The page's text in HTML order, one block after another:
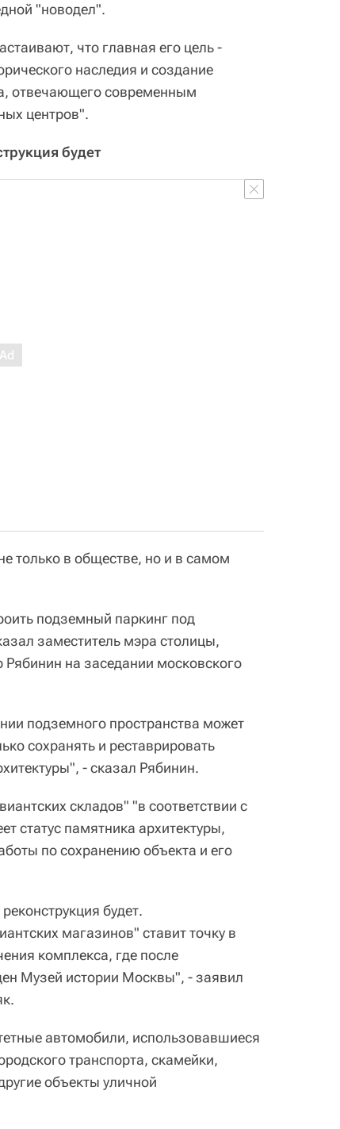
"новодел".
что главная его цель -
наследия и создание
отвечающего современным
центров".
будет
только в обществе, но и в самом
подземный паркинг под
заместитель мэра столицы,
на заседании московского
подземного пространства может
сохранять и реставрировать
- сказал Рябинин.
складов" "в соответствии с
статус памятника архитектуры,
по сохранению объекта и его
будет.
магазинов" ставит точку в
комплекса, где после
Музей истории Москвы", - заявил
автомобили, использовавшиеся
транспорта, скамейки,
объекты уличной